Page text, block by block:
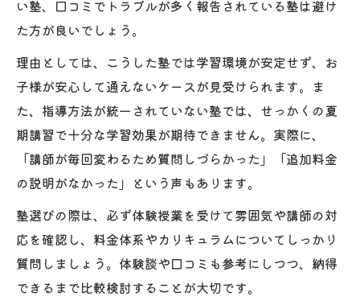
い塾、口コミでトラブルが多く報告されている塾は避け
た方が良いでしょう。
理由としては、こうした塾では学習環境が安定せず、お
子様が安心して通えないケースが見受けられます。ま
た、指導方法が統一されていない塾では、せっかくの夏
期講習で十分な学習効果が期待できません。実際に、
「講師が毎回変わるため質問しづらかった」「追加料金
の説明がなかった」という声もあります。
塾選びの際は、必ず体験授業を受けて雰囲気や講師の対
応を確認し、料金体系やカリキュラムについてしっかり
質問しましょう。体験談や口コミも参考にしつつ、納得
できるまで比較検討することが大切です。